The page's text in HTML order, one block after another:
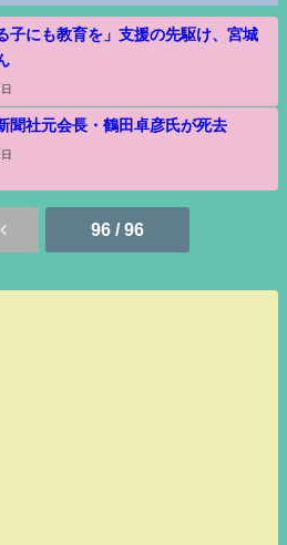
子にも教育を」支援の先駆け、宮城
聞社元会長・鶴田卓彦氏が死去
96 / 96